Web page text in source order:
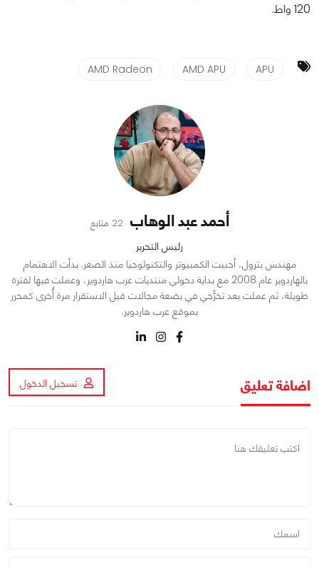
120 واط.
APU
AMD APU
AMD Radeon
أحمد عبد الوهاب 22 متابع
رئيس التحرير
مهندس بترول، أحببت الكمبيوتر والتكنولوجيا منذ الصغر. بدأت الاهتمام
بالهاردوير عام 2008 مع بداية دخولي منتديات عرب هاردوير، وعملت فيها لفترة
طويلة، ثم عملت بعد تخرُّجي في بضعة مجالات قبل الاستقرار مرة أُخرى كمحرر
بموقع عرب هاردوير.
اضافة تعليق تسجيل الدخول